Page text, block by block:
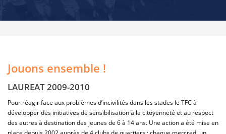
Jouons ensemble !
LAUREAT 2009-2010
Pour réagir face aux problèmes d’incivilités dans les stades le TFC à
développer des initiatives de sensibilisation à la citoyenneté et au respect
des autres à destination des jeunes de 6 à 14 ans. Une action a été mise en